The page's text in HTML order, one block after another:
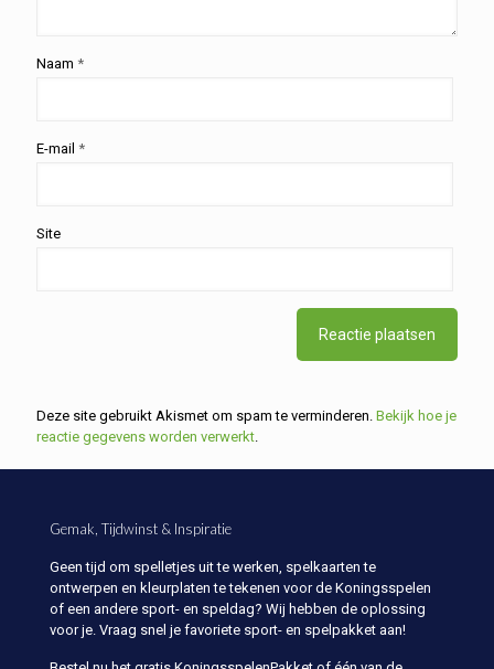
Naam *
E-mail *
Site
Deze site gebruikt Akismet om spam te verminderen. Bekijk hoe je
reactie gegevens worden verwerkt.
Gemak, Tijdwinst & Inspiratie
Geen tijd om spelletjes uit te werken, spelkaarten te
ontwerpen en kleurplaten te tekenen voor de Koningsspelen
of een andere sport- en speldag? Wij hebben de oplossing
voor je. Vraag snel je favoriete sport- en spelpakket aan!